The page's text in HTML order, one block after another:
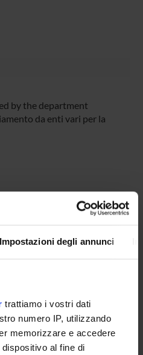
Impostazioni degli annunci
trattiamo i vostri dati
numero IP, utilizzando
memorizzare e accedere
al fine di
by the department
da enti vari per la
IN THE PROJECT